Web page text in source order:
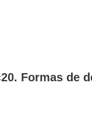
Formas de